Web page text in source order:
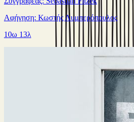
Αφήγηση: Κωστής Λυμπερόπουλος
10ω 13λ